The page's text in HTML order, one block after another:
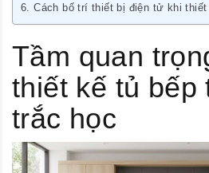
Cách bố trí thiết bị điện tử khi thiết
Tầm quan
thiết kế tủ bếp
trắc học